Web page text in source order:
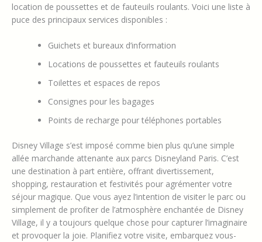
location de poussettes et de fauteuils roulants. Voici une liste à
puce des principaux services disponibles :
Guichets et bureaux d’information
Locations de poussettes et fauteuils roulants
Toilettes et espaces de repos
Consignes pour les bagages
Points de recharge pour téléphones portables
Disney Village s’est imposé comme bien plus qu’une simple
allée marchande attenante aux parcs Disneyland Paris. C’est
une destination à part entière, offrant divertissement,
shopping, restauration et festivités pour agrémenter votre
séjour magique. Que vous ayez l’intention de visiter le parc ou
simplement de profiter de l’atmosphère enchantée de Disney
Village, il y a toujours quelque chose pour capturer l’imaginaire
et provoquer la joie. Planifiez votre visite, embarquez vous-